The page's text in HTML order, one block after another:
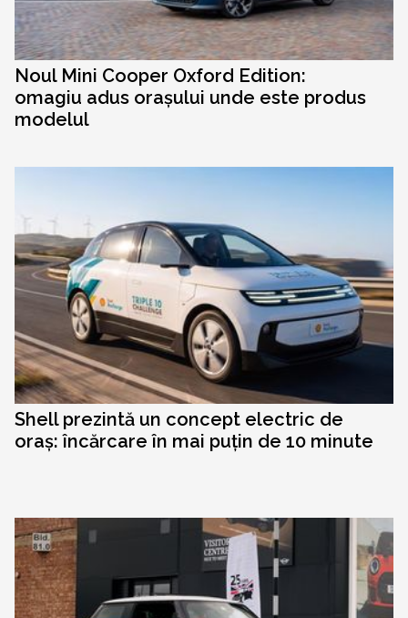
Noul Mini Cooper Oxford Edition:
omagiu adus orașului unde este produs
modelul
Shell prezintă un concept electric de
oraș: încărcare în mai puțin de 10 minute